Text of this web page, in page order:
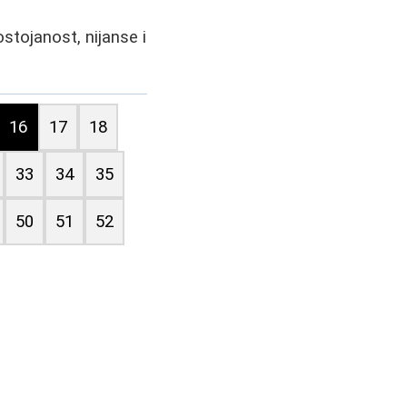
nijanse i
16 17 18
33 34 35
50 51 52